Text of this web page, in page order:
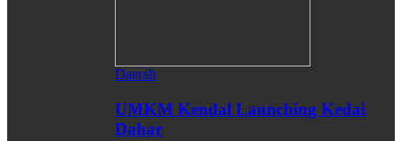
Daerah
UMKM Kendal Launching Kedai
Dahar